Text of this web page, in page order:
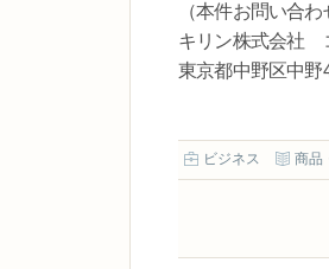
（本件お問い合
キリン株式会社
東京都中野区中
ビジネス 商品